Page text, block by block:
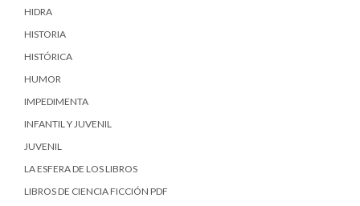
HIDRA
HISTORIA
HISTÓRICA
HUMOR
IMPEDIMENTA
INFANTIL Y JUVENIL
JUVENIL
LA ESFERA DE LOS LIBROS
LIBROS DE CIENCIA FICCIÓN PDF